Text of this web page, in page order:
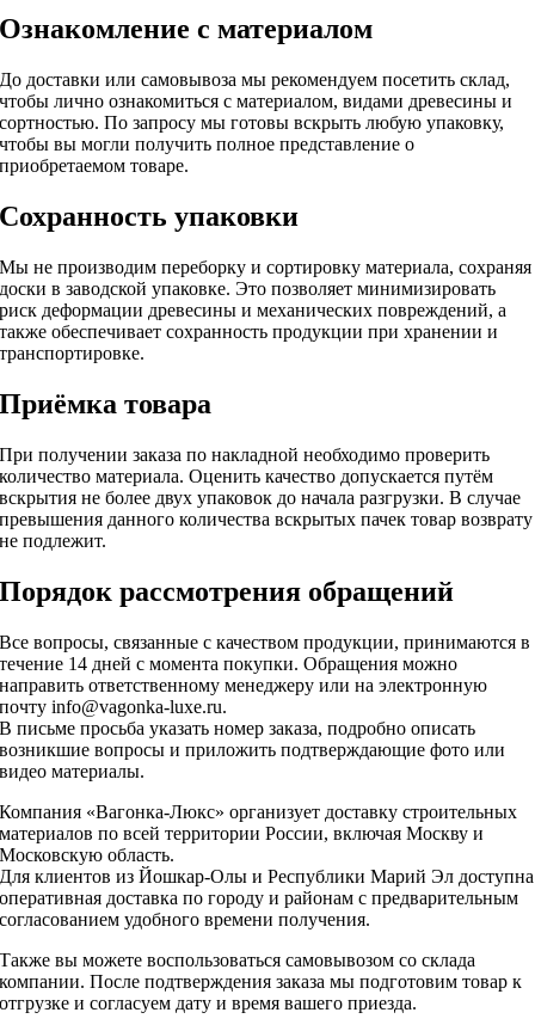
Ознакомление с материалом
До доставки или самовывоза мы рекомендуем посетить склад,
чтобы лично ознакомиться с материалом, видами древесины и
сортностью. По запросу мы готовы вскрыть любую упаковку,
чтобы вы могли получить полное представление о
приобретаемом товаре.
Сохранность упаковки
Мы не производим переборку и сортировку материала, сохраняя
доски в заводской упаковке. Это позволяет минимизировать
риск деформации древесины и механических повреждений, а
также обеспечивает сохранность продукции при хранении и
транспортировке.
Приёмка товара
При получении заказа по накладной необходимо проверить
количество материала. Оценить качество допускается путём
вскрытия не более двух упаковок до начала разгрузки. В случае
превышения данного количества вскрытых пачек товар возврату
не подлежит.
Порядок рассмотрения обращений
Все вопросы, связанные с качеством продукции, принимаются в
течение 14 дней с момента покупки. Обращения можно
направить ответственному менеджеру или на электронную
почту info@vagonka-luxe.ru.
В письме просьба указать номер заказа, подробно описать
возникшие вопросы и приложить подтверждающие фото или
видео материалы.
Компания «Вагонка-Люкс» организует доставку строительных
материалов по всей территории России, включая Москву и
Московскую область.
Для клиентов из Йошкар-Олы и Республики Марий Эл доступна
оперативная доставка по городу и районам с предварительным
согласованием удобного времени получения.
Также вы можете воспользоваться самовывозом со склада
компании. После подтверждения заказа мы подготовим товар к
отгрузке и согласуем дату и время вашего приезда.